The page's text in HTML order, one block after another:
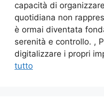
capacità di
quotidiana non
è ormai diventata
serenità e controllo. ,
digitalizzare i propri
tutto